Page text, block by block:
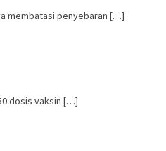
membatasi penyebaran […]
dosis vaksin […]